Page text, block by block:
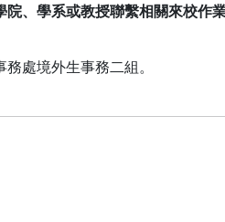
院、學系或教授聯繫相關來校作
處境外生事務二組。